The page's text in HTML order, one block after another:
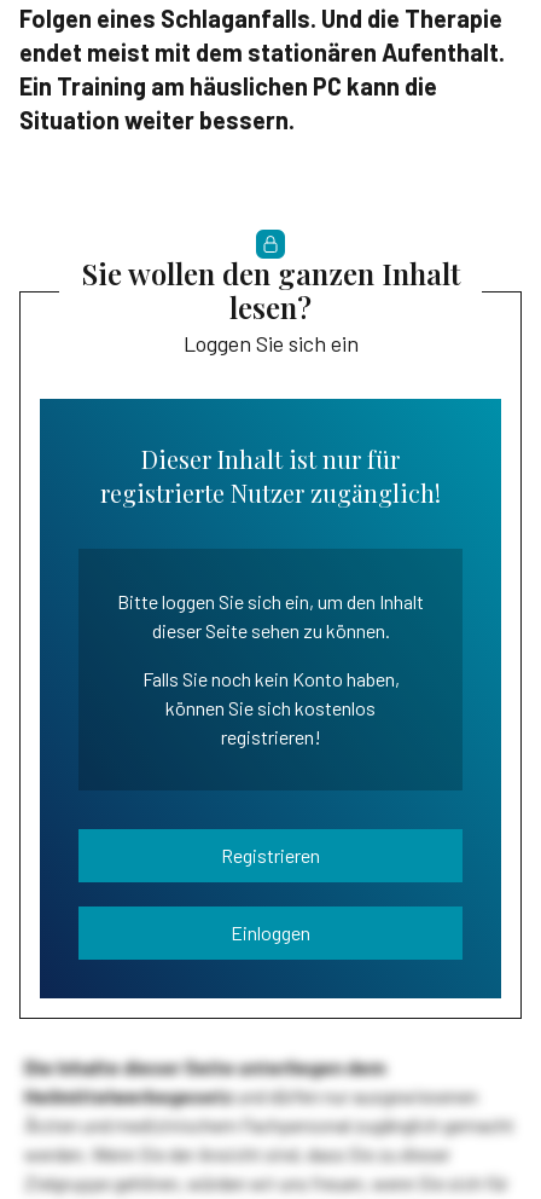
Folgen eines Schlaganfalls. Und die Therapie
endet meist mit dem stationären Aufenthalt.
Ein Training am häuslichen PC kann die
Situation weiter bessern.
Sie wollen den ganzen Inhalt
lesen?
Loggen Sie sich ein
Dieser Inhalt ist nur für
registrierte Nutzer zugänglich!
Bitte loggen Sie sich ein, um den Inhalt
dieser Seite sehen zu können.
Falls Sie noch kein Konto haben,
können Sie sich kostenlos
registrieren!
Registrieren
Einloggen
Die Inhalte dieser Seite unterliegen dem
Heilmittelwerbegesetzund dürfen nur ausgewiesenen
Ärzten und medizinischem Fachpersonal zugänglich gemacht
werden. Wenn Sie der Ansicht sind, dass Sie zu dieser
Zielgruppe gehören, würden wir uns freuen, wenn Sie sich für